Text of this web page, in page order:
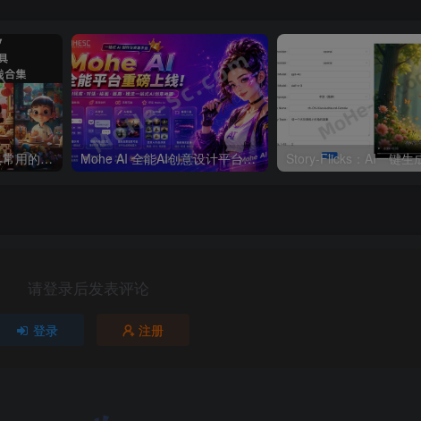
Midjourney AI绘画工具常用的魔法咒语 关键词在线合集 Mohe AI 全能AI创意设计平台重磅上线！一站式AI提示词词库·对话·绘画·画廊·推流AI创意神器与AIGC展示平台系统全面升级！
请登录后发表评论
登录 注册